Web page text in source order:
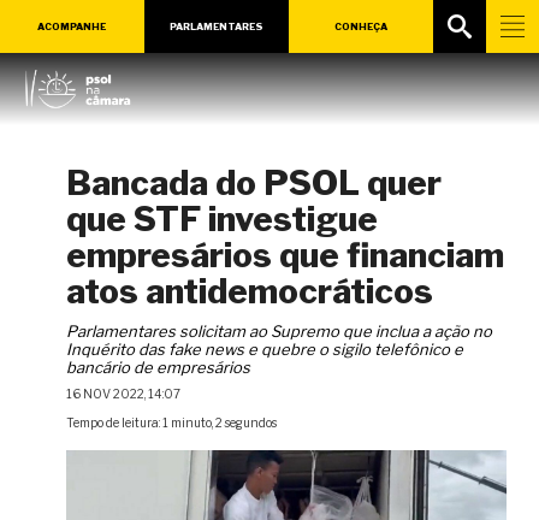
ACOMPANHE PARLAMENTARES CONHEÇA
Bancada do PSOL quer
que STF investigue
empresários que financiam
atos antidemocráticos
Parlamentares solicitam ao Supremo que inclua a ação no
Inquérito das fake news e quebre o sigilo telefônico e
bancário de empresários
16 NOV 2022, 14:07
Tempo de leitura: 1 minuto, 2 segundos